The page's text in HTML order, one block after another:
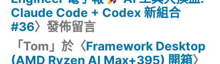
Claude Code + Codex 新組合
#36〉發佈留言
「 Tom 」於〈Framework Desktop
(AMD Ryzen AI Max+395) 開箱〉